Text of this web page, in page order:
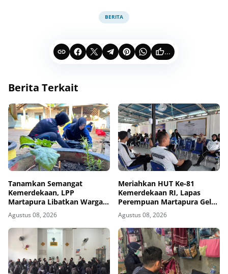
BERITA
...
Berita Terkait
Tanamkan Semangat
Kemerdekaan, LPP
Martapura Libatkan Warga
Binaan dalam Gotong
Royong
Agustus 08, 2026
Meriahkan HUT Ke-81
Kemerdekaan RI, Lapas
Perempuan Martapura Gelar
Porseni Antarpetugas
Agustus 08, 2026